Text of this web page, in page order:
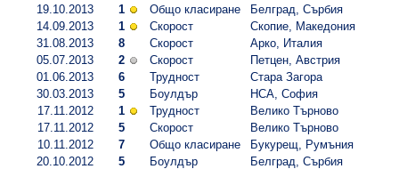
19.10.2013
1 Общо класиране
Белград, Сърбия
14.09.2013
1 Скорост
Скопие, Македония
31.08.2013
8 Скорост
Арко, Италия
05.07.2013
2 Скорост
Петцен, Австрия
01.06.2013
6 Трудност
Стара Загора
30.03.2013
5 Боулдър
НСА, София
17.11.2012
1 Трудност
Велико Търново
17.11.2012
5 Скорост
Велико Търново
10.11.2012
7 Общо класиране
Букурещ, Румъния
20.10.2012
5 Боулдър
Белград, Сърбия